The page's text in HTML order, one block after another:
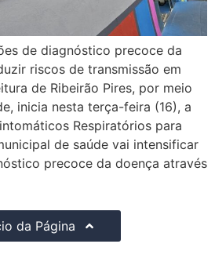
de diagnóstico precoce da
riscos de transmissão em
de Ribeirão Pires, por meio
inicia nesta terça-feira (16), a
Respiratórios para
de saúde vai intensificar
precoce da doença através
da Página